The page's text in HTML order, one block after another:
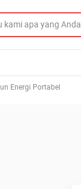
Energi Portabel